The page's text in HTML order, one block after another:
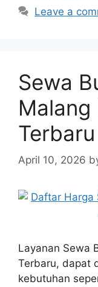
Leave a
Sewa
Malang
April 10, 2026
Layanan Sewa
Terbaru, dapat
kebutuhan